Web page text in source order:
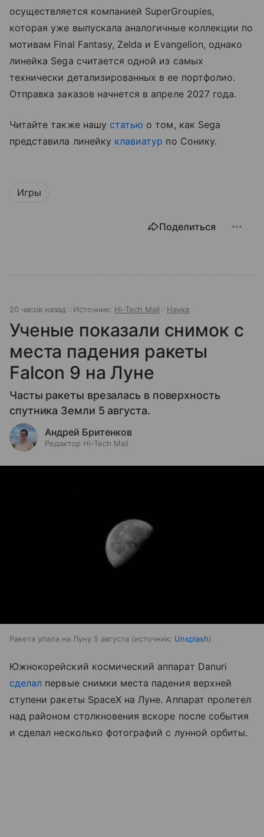
осуществляется компанией SuperGroupies,
которая уже выпускала аналогичные коллекции по
мотивам Final Fantasy, Zelda и Evangelion, однако
линейка Sega считается одной из самых
технически детализированных в ее портфолио.
Отправка заказов начнется в апреле 2027 года.
Читайте также нашу статью о том, как Sega
представила линейку клавиатур по Сонику.
Игры
Поделиться
20 часов назад Источник: Hi-Tech Mail Наука
Ученые показали снимок с
места падения ракеты
Falcon 9 на Луне
Часты ракеты врезалась в поверхность
спутника Земли 5 августа.
Андрей Бритенков
Редактор Hi-Tech Mail
Ракета упала на Луну 5 августа источник: Unsplash
Южнокорейский космический аппарат Danuri
сделал первые снимки места падения верхней
ступени ракеты SpaceX на Луне. Аппарат пролетел
над районом столкновения вскоре после события
и сделал несколько фотографий с лунной орбиты.